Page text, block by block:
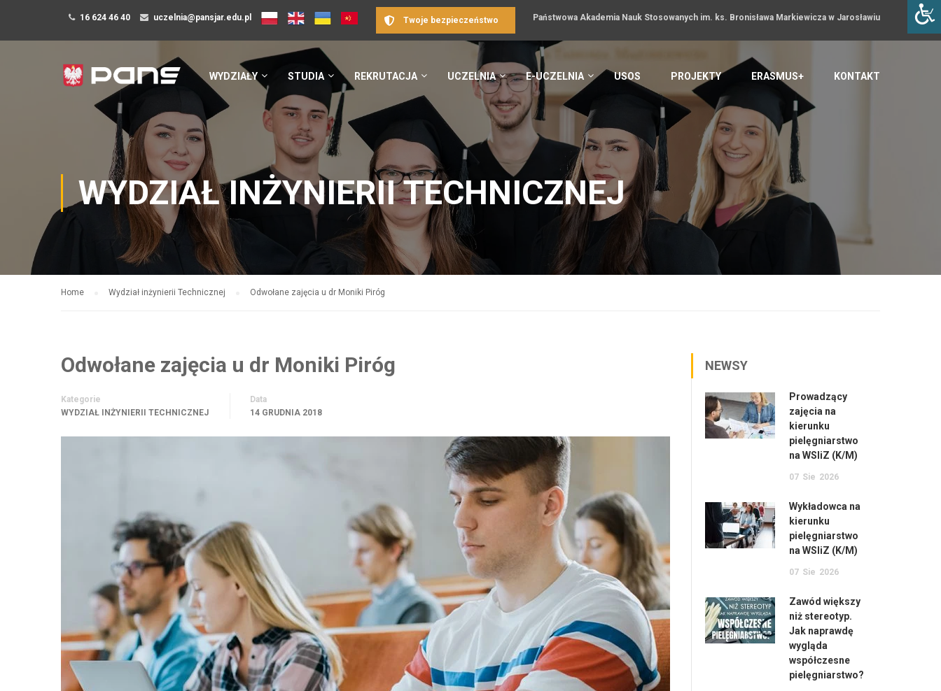
16 624 46 40 uczelnia@pansjar.edu.pl Państwowa Akademia Nauk Stosowanych im. ks. Bronisława Markiewicza w Jarosławiu
Twoje bezpieczeństwo
WYDZIAŁY STUDIA REKRUTACJA UCZELNIA E-UCZELNIA USOS PROJEKTY ERASMUS+ KONTAKT
WYDZIAŁ INŻYNIERII TECHNICZNEJ
Home Wydział inżynierii Technicznej Odwołane zajęcia u dr Moniki Piróg
Odwołane zajęcia u dr Moniki Piróg
Kategorie
WYDZIAŁ INŻYNIERII TECHNICZNEJ
Data
14 GRUDNIA 2018
NEWSY
Prowadzący
zajęcia na
kierunku
pielęgniarstwo
na WSIiZ (K/M)
07 Sie 2026
Wykładowca na
kierunku
pielęgniarstwo
na WSIiZ (K/M)
07 Sie 2026
Zawód większy
niż stereotyp.
Jak naprawdę
wygląda
współczesne
pielęgniarstwo?